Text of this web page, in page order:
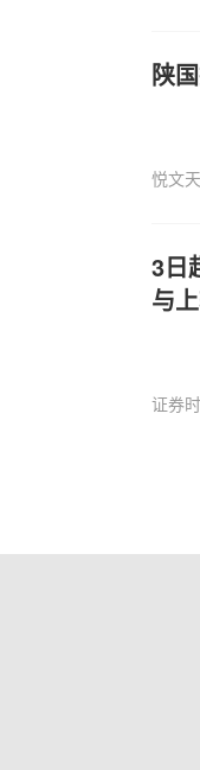
陕
悦文
3日
与
证券